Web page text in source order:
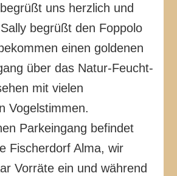
uns herzlich und
begrüßt den Foppolo
einen goldenen
über das Natur-Feucht-
mit vielen
Vogelstimmen.
Parkeingang befindet
Fischerdorf Alma, wir
Vorräte ein und während